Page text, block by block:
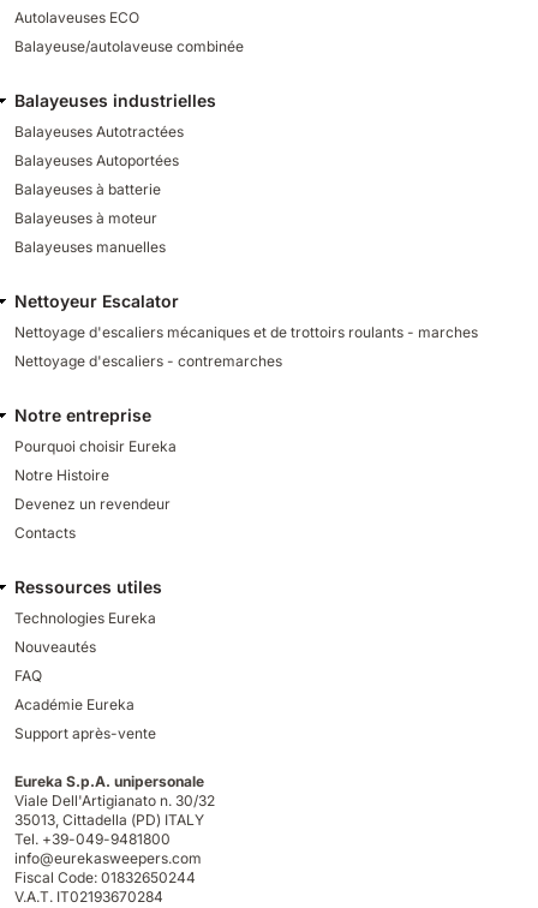
Autolaveuses ECO
Balayeuse/autolaveuse combinée
Balayeuses industrielles
Balayeuses Autotractées
Balayeuses Autoportées
Balayeuses à batterie
Balayeuses à moteur
Balayeuses manuelles
Nettoyeur Escalator
Nettoyage d'escaliers mécaniques et de trottoirs roulants - marches
Nettoyage d'escaliers - contremarches
Notre entreprise
Pourquoi choisir Eureka
Notre Histoire
Devenez un revendeur
Contacts
Ressources utiles
Technologies Eureka
Nouveautés
FAQ
Académie Eureka
Support après-vente
Eureka S.p.A. unipersonale
Viale Dell'Artigianato n. 30/32
35013, Cittadella (PD) ITALY
Tel. +39-049-9481800
info@eurekasweepers.com
Fiscal Code: 01832650244
V.A.T. IT02193670284